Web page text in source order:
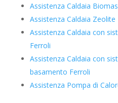
Assistenza Caldaia
Assistenza Caldaia Zeolite
Assistenza Caldaia con
Ferroli
Assistenza Caldaia con
basamento Ferroli
Assistenza Pompa di